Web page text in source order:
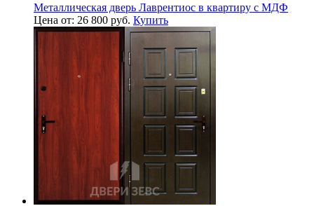
Металлическая дверь Лаврентиос в квартиру с МДФ
Цена от: 26 800 руб. Купить